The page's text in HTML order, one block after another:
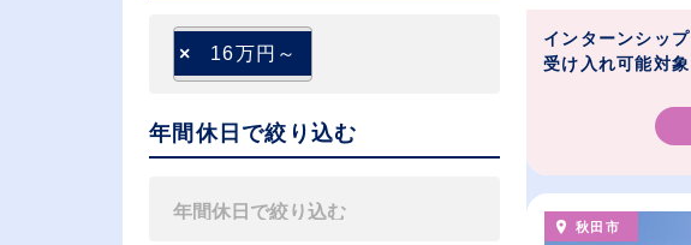
× 16万円～
年間休日で絞り込む
インターンシップ
受け入れ可能対象
秋田市